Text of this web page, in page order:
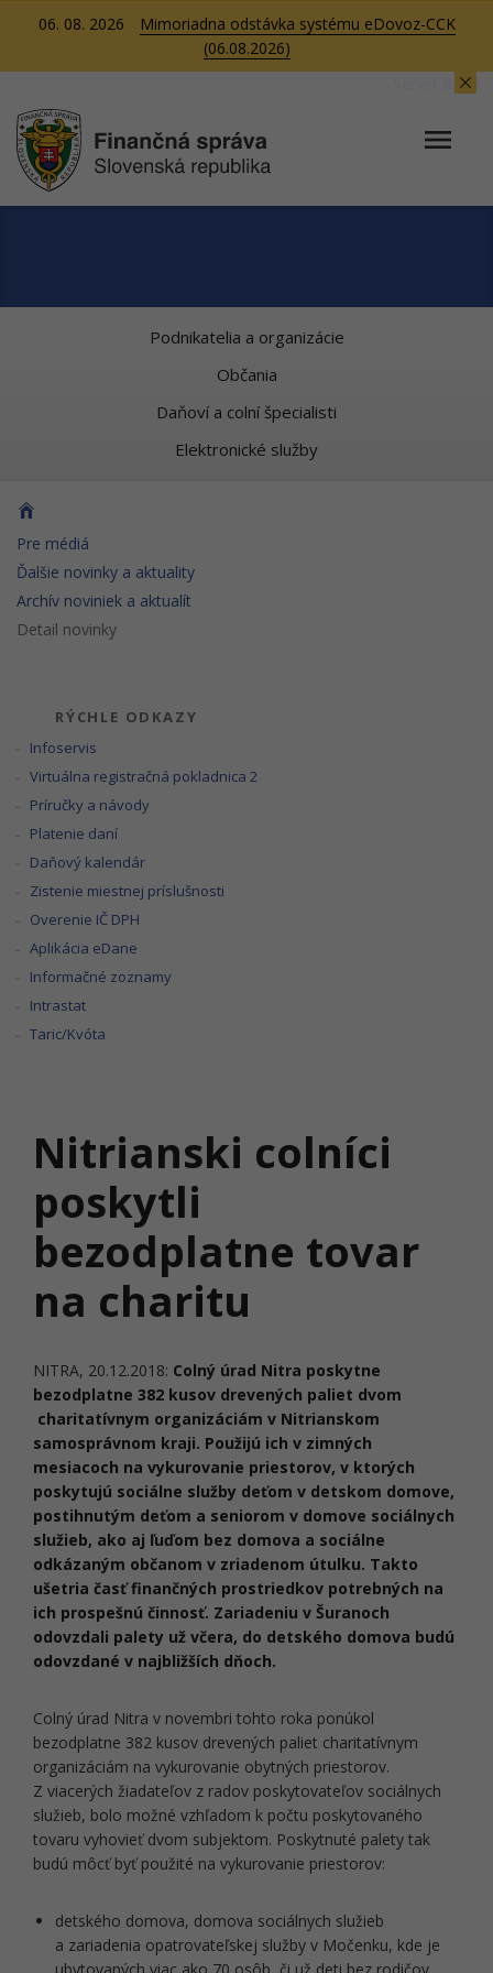
06. 08. 2026
Mimoriadna odstávka systému eDovoz-CCK
(06.08.2026)
Server BB01
Podnikatelia a organizácie
Občania
Daňoví a colní špecialisti
Elektronické služby
Pre médiá
Ďalšie novinky a aktuality
Archív noviniek a aktualít
Detail novinky
RÝCHLE ODKAZY
Infoservis
Virtuálna registračná pokladnica 2
Príručky a návody
Platenie daní
Daňový kalendár
Zistenie miestnej príslušnosti
Overenie IČ DPH
Aplikácia eDane
Informačné zoznamy
Intrastat
Taric/Kvóta
Nitrianski colníci
poskytli
bezodplatne tovar
na charitu
NITRA, 20.12.2018: Colný úrad Nitra poskytne
bezodplatne 382 kusov drevených paliet dvom
charitatívnym organizáciám v Nitrianskom
samosprávnom kraji. Použijú ich v zimných
mesiacoch na vykurovanie priestorov, v ktorých
poskytujú sociálne služby deťom v detskom domove,
postihnutým deťom a seniorom v domove sociálnych
služieb, ako aj ľuďom bez domova a sociálne
odkázaným občanom v zriadenom útulku. Takto
ušetria časť finančných prostriedkov potrebných na
ich prospešnú činnosť. Zariadeniu v Šuranoch
odovzdali palety už včera, do detského domova budú
odovzdané v najbližších dňoch.
Colný úrad Nitra v novembri tohto roka ponúkol
bezodplatne 382 kusov drevených paliet charitatívnym
organizáciám na vykurovanie obytných priestorov.
Z viacerých žiadateľov z radov poskytovateľov sociálnych
služieb, bolo možné vzhľadom k počtu poskytovaného
tovaru vyhovieť dvom subjektom. Poskytnuté palety tak
budú môcť byť použité na vykurovanie priestorov:
detského domova, domova sociálnych služieb
a zariadenia opatrovateľskej služby v Močenku, kde je